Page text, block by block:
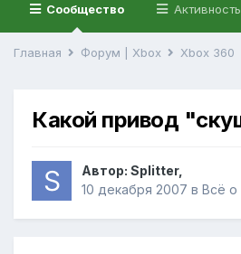
Сообщество Активность
Главная Форум | Xbox Xbox 360
Какой привод
Автор: Splitter,
10 декабря 2007 в Всё о